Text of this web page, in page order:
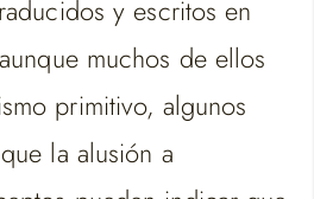
y escritos en
muchos de ellos
primitivo, algunos
la alusión a